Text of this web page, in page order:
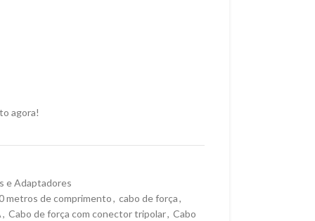
agora!
e Adaptadores
metros de comprimento, cabo de força,
, Cabo de força com conector tripolar, Cabo